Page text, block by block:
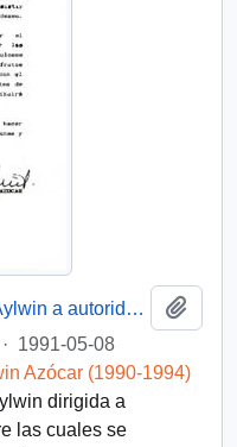
[Carta del Presidente Patricio Aylwin a autoridades del transporte]
· 1991-05-08
Azócar (1990-1994)
dirigida a
las cuales se